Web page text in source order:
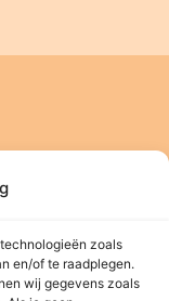
zoals
en/of te raadplegen.
wij gegevens zoals